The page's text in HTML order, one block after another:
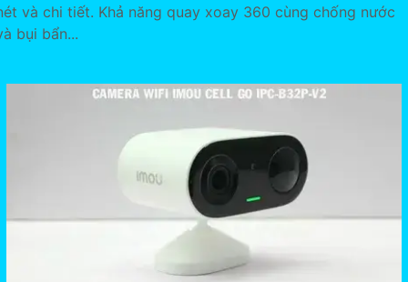
và chi tiết. Khả năng quay xoay 360 cùng chống nước
bụi bẩn...